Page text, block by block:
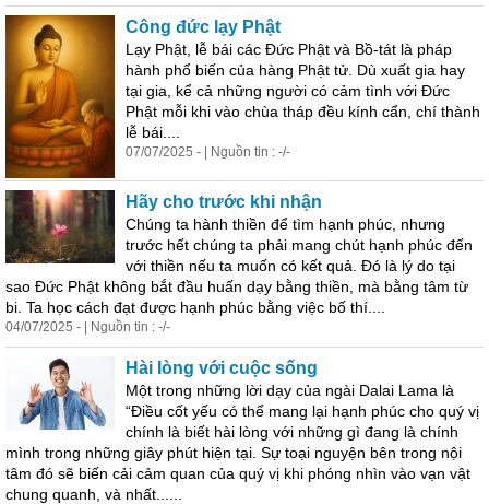
Công đức lạy Phật
Lạy Phật, lễ bái các Đức Phật và Bồ-tát là pháp
hành phổ biến của hàng Phật tử. Dù xuất gia hay
tại gia, kể cả những người có cảm tình với Đức
Phật mỗi khi vào chùa tháp đều kính cẩn, chí thành
lễ bái....
07/07/2025 - | Nguồn tin : -/-
Hãy cho trước khi nhận
Chúng ta hành thiền để tìm hạnh phúc, nhưng
trước hết chúng ta phải mang chút hạnh phúc đến
với thiền nếu ta muốn có kết quả. Đó là lý do tại
sao Đức Phật không bắt đầu huấn dạy bằng thiền, mà bằng tâm từ
bi. Ta học cách đạt được hạnh phúc bằng việc bố thí....
04/07/2025 - | Nguồn tin : -/-
Hài lòng với cuộc sống
Một trong những lời dạy của ngài Dalai Lama là
“Điều cốt yếu có thể mang lại hạnh phúc cho quý vị
chính là biết hài lòng với những gì đang là chính
mình trong những giây phút hiện tại. Sự toại nguyện bên trong nội
tâm đó sẽ biến cải cảm quan của quý vị khi phóng nhìn vào vạn vật
chung quanh, và nhất......